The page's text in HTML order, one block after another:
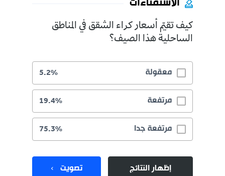
كيف تقيّم أسعار كراء الشقق في المناطق
الساحلية هذا الصيف؟
معقولة 5.2%
مرتفعة 19.4%
مرتفعة جدا 75.3%
إظهار النتائج تصويت